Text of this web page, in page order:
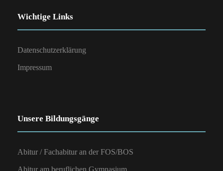
Wichtige Links
Datenschutzerklärung
Impressum
Unsere Bildungsgänge
Abitur / Fachabitur an der FOS/BOS